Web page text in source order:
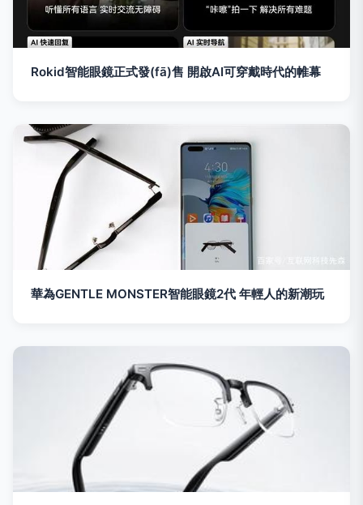
Rokid智能眼鏡正式發(fā)售 開啟AI可穿戴時代的帷幕
華為GENTLE MONSTER智能眼鏡2代 年輕人的新潮玩